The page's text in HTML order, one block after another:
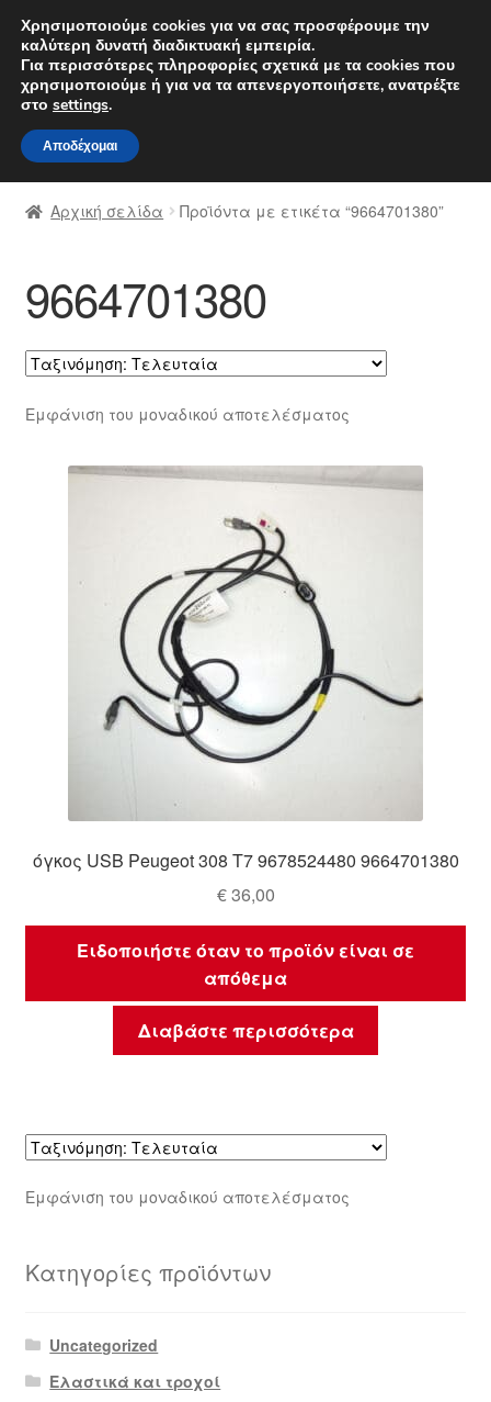
ΑΠΟΣΤΟΛΗ από 7 EUR
Δευτέρα-Παρ. 9 π.μ. - 4 μ.μ.
Απευθείας
μετάβαση
στην
πλοήγηση
Μετάβαση
σε
περιεχόμενο
Αρχική
Διαδικασία Παραπόνων
Επικοινωνία
Καροτσάκι
Μεταφορά
Ο λογαριασμός μου
Οροι και Προϋποθέσεις
Παγκόσμια αποστολή
Παράπονα
Πολιτική Απορρήτου
Σχετικά με εμάς
Αρχική σελίδα Προϊόντα με ετικέτα “9664701380”
9664701380
Εμφάνιση του μοναδικού αποτελέσματος
όγκος USB Peugeot 308 T7 9678524480 9664701380
€36,00
Ειδοποιήστε όταν το προϊόν είναι σε
απόθεμα
Διαβάστε περισσότερα
Εμφάνιση του μοναδικού αποτελέσματος
Κατηγορίες προϊόντων
Uncategorized
Ελαστικά και τροχοί
Χρησιμοποιούμε cookies για να σας προσφέρουμε την
καλύτερη δυνατή διαδικτυακή εμπειρία.
Για περισσότερες πληροφορίες σχετικά με τα cookies που
χρησιμοποιούμε ή για να τα απενεργοποιήσετε, ανατρέξτε
στο settings.
Αποδέχομαι